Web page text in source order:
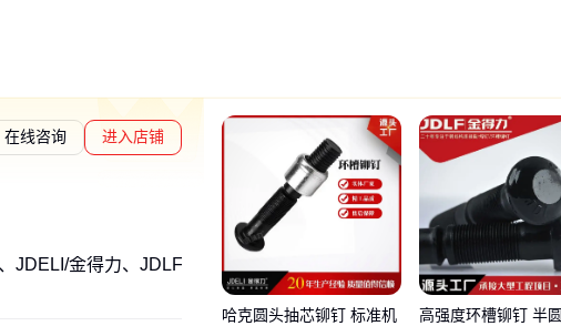
在线咨询 进入店铺
JDELI/金得力、JDLF/金得力、得力
哈克圆头抽芯铆钉 标准机
高强度环槽铆钉 半